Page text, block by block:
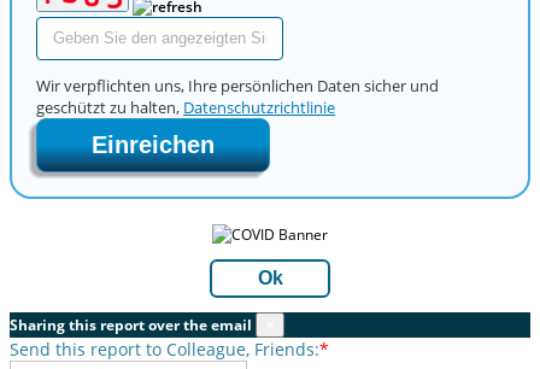
Wir verpflichten uns, Ihre persönlichen Daten sicher und
geschützt zu halten, Datenschutzrichtlinie
Einreichen
Ok
Sharing this report over the email
Send this report to Colleague, Friends:*